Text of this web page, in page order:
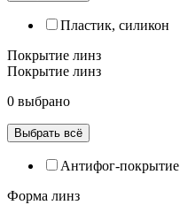
Пластик, силикон
Покрытие линз
Покрытие линз
0 выбрано
Выбрать всё
Антифог-покрытие
Форма линз